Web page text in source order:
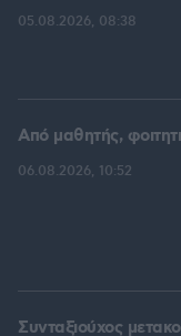
05.08.2026, 08:38
Από μαθητής,
06.08.2026, 10:52
Συνταξιούχος